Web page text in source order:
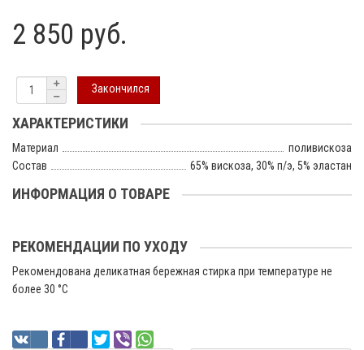
2 850 руб.
Закончился
ХАРАКТЕРИСТИКИ
Материал
поливискоза
Состав
65% вискоза, 30% п/э, 5% эластан
ИНФОРМАЦИЯ О ТОВАРЕ
РЕКОМЕНДАЦИИ ПО УХОДУ
Рекомендована деликатная бережная стирка при температуре не
более 30 °C